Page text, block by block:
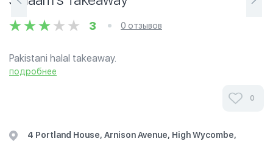
3 0 отзывов
Pakistani halal takeaway.
подробнее
0
4 Portland House, Arnison Avenue, High Wycombe,